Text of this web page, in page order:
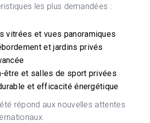
les plus demandées :
vitrées et vues panoramiques
et jardins privés
être et salles de sport privées
et efficacité énergétique
répond aux nouvelles attentes